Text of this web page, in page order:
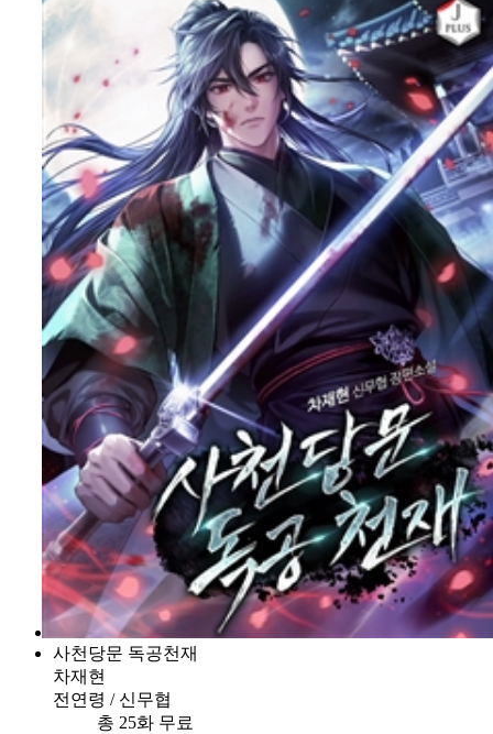
사천당문 독공천재
차재현
전연령 / 신무협
총 25화 무료